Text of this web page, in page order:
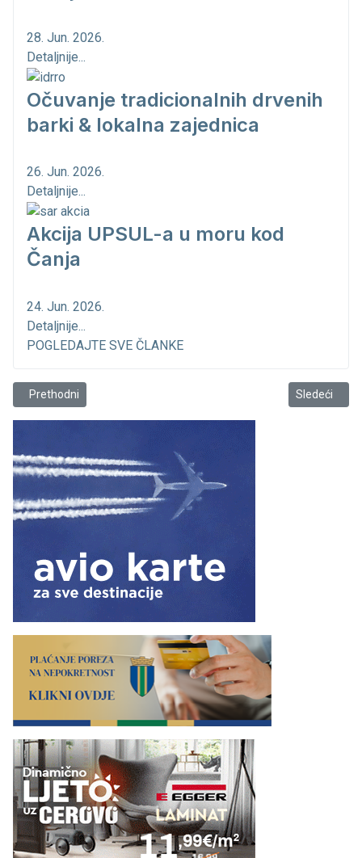
28. Jun. 2026.
Detaljnije...
Očuvanje tradicionalnih drvenih
barki & lokalna zajednica
26. Jun. 2026.
Detaljnije...
Akcija UPSUL-a u moru kod
Čanja
24. Jun. 2026.
Detaljnije...
POGLEDAJTE SVE ČLANKE
Prethodni članak: Iz kalafatske radionice
Prethodni Sledeći
Sledeći